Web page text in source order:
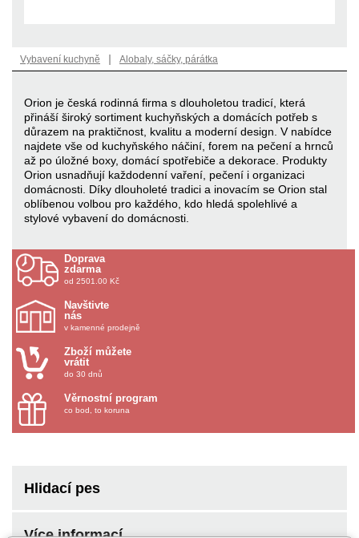
Vybavení kuchyně | Alobaly, sáčky, párátka
Orion je česká rodinná firma s dlouholetou tradicí, která
přináší široký sortiment kuchyňských a domácích potřeb s
důrazem na praktičnost, kvalitu a moderní design. V nabídce
najdete vše od kuchyňského náčiní, forem na pečení a hrnců
až po úložné boxy, domácí spotřebiče a dekorace. Produkty
Orion usnadňují každodenní vaření, pečení i organizaci
domácnosti. Díky dlouholeté tradici a inovacím se Orion stal
oblíbenou volbou pro každého, kdo hledá spolehlivé a
stylové vybavení do domácnosti.
Doprava
zdarma
od 2501.00 Kč
Navštivte
nás
v kamenné prodejně
Zboží můžete
vrátit
do 30 dnů
Věrnostní program
co bod, to koruna
Hlidací pes
Více informací